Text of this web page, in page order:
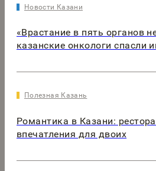
Новости Казани
«Врастание в пять органов
казанские онкологи спасли
Полезная Казань
Романтика в Казани:
впечатления для двоих